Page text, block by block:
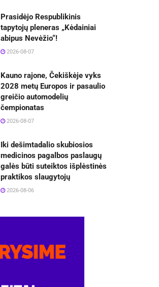
Prasidėjo Respublikinis
tapytojų pleneras „Kėdainiai
abipus Nevėžio“!
2026-08-07
Kauno rajone, Čekiškėje vyks
2028 metų Europos ir pasaulio
greičio automodelių
čempionatas
2026-08-07
Iki dešimtadalio skubiosios
medicinos pagalbos paslaugų
galės būti suteiktos išplėstinės
praktikos slaugytojų
2026-08-06